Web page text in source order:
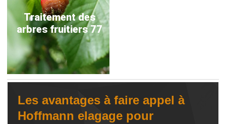
Traitement des
arbres fruitiers 77
Les avantages à faire appel à
Hoffmann elagage pour